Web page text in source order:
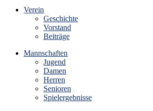
Verein
Geschichte
Vorstand
Beiträge
Mannschaften
Jugend
Damen
Herren
Senioren
Spielergebnisse